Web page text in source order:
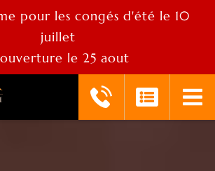
pour les congés d'été le 10
juillet
le 25 aout